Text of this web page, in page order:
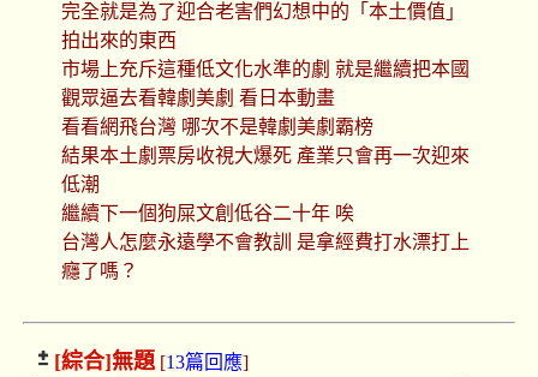
完全就是為了迎合老害們幻想中的「本土價值」
拍出來的東西
市場上充斥這種低文化水準的劇 就是繼續把本國
觀眾逼去看韓劇美劇 看日本動畫
看看網飛台灣 哪次不是韓劇美劇霸榜
結果本土劇票房收視大爆死 產業只會再一次迎來
低潮
繼續下一個狗屎文創低谷二十年 唉
台灣人怎麼永遠學不會教訓 是拿經費打水漂打上
癮了嗎？
[綜合]無題[13篇回應]